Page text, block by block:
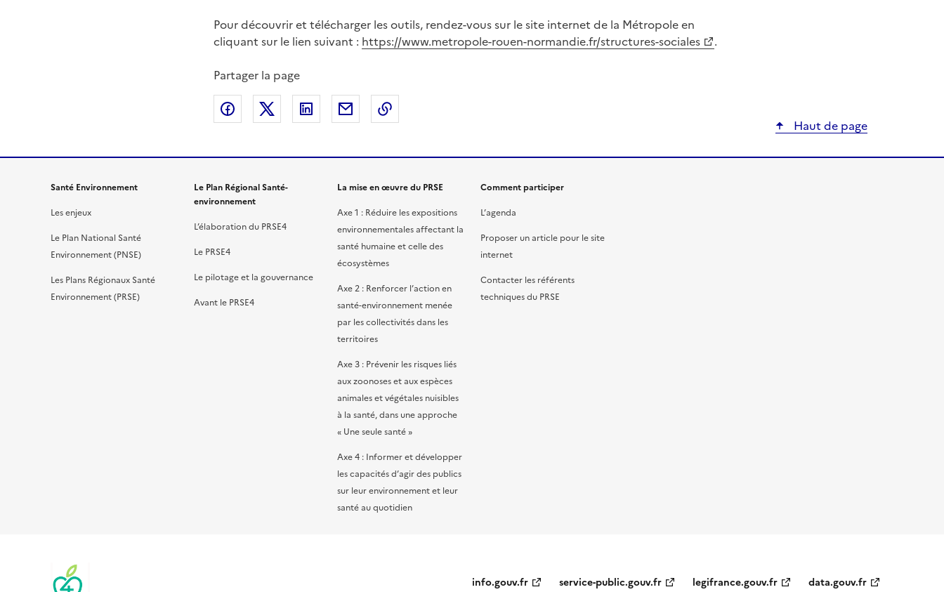
Pour découvrir et télécharger les outils, rendez-vous sur le site internet de la Métropole en
cliquant sur le lien suivant : https://www.metropole-rouen-normandie.fr/structures-sociales
.
Partager la page
Partager sur Facebook
Partager sur XPartager sur LinkedIn
Partager par email
Haut de page
Santé Environnement
Les enjeux
Le Plan National Santé
Environnement (PNSE)
Les Plans Régionaux Santé
Environnement (PRSE)
Le Plan Régional Santé-
environnement
L’élaboration du PRSE4
Le PRSE4
Le pilotage et la gouvernance
Avant le PRSE4
La mise en œuvre du PRSE
Axe 1 : Réduire les expositions
environnementales affectant la
santé humaine et celle des
écosystèmes
Axe 2 : Renforcer l’action en
santé-environnement menée
par les collectivités dans les
territoires
Axe 3 : Prévenir les risques liés
aux zoonoses et aux espèces
animales et végétales nuisibles
à la santé, dans une approche
« Une seule santé »
Axe 4 : Informer et développer
les capacités d’agir des publics
sur leur environnement et leur
santé au quotidien
Comment participer
L’agenda
Proposer un article pour le site
internet
Contacter les référents
techniques du PRSE
info.gouv.fr service-public.gouv.fr legifrance.gouv.fr data.gouv.fr